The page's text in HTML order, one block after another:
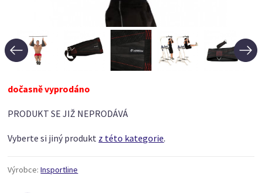
dočasně vyprodáno
PRODUKT SE JIŽ NEPRODÁVÁ
Vyberte si jiný produkt z této kategorie.
Výrobce: Insportline